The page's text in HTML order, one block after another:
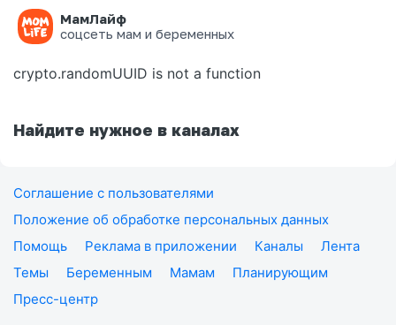
МамЛайф
соцсеть мам и беременных
Ошибка на странице
crypto.randomUUID is not a function
Найдите нужное в каналах
Соглашение с пользователями
Положение об обработке персональных данных
Помощь
Реклама в приложении Каналы
Лента
Темы
Беременным Мамам
Планирующим
Пресс-центр